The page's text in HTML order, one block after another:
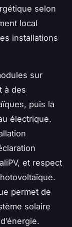
selon
local
installations
sur
à des
puis la
électrique.
et respect
permet de
solaire